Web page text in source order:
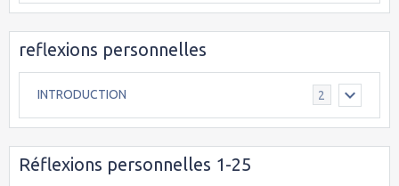
reflexions personnelles
INTRODUCTION 2
Réflexions personnelles 1-25